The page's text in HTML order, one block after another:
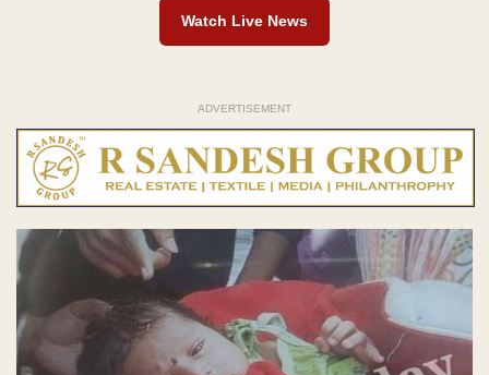
Watch Live News
ADVERTISEMENT